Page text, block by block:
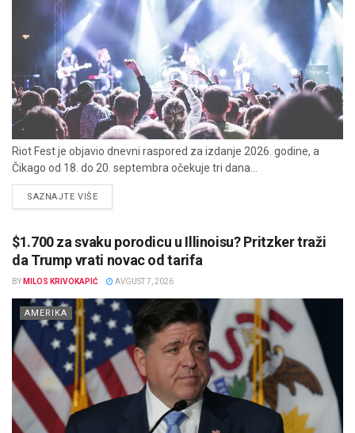
Riot Fest je objavio dnevni raspored za izdanje 2026. godine, a
Čikago od 18. do 20. septembra očekuje tri dana...
SAZNAJTE VIŠEDETAILS
$1.700 za svaku porodicu u Illinoisu? Pritzker traži
da Trump vrati novac od tarifa
BY MILOS KRIVOKAPIĆ AVGUST 7, 2026
AMERIKA